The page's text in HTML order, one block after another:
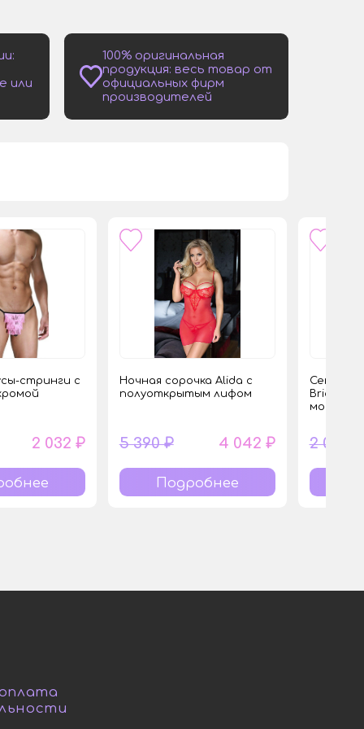
или
100% оригинальная
продукция: весь товар от
официальных фирм
производителей
стринги с
2 032 ₽
Ночная сорочка Alida с
полуоткрытым лифом
5 390 ₽ 4 042 ₽
Подробнее
Brianna
мокрым
2 030 ₽